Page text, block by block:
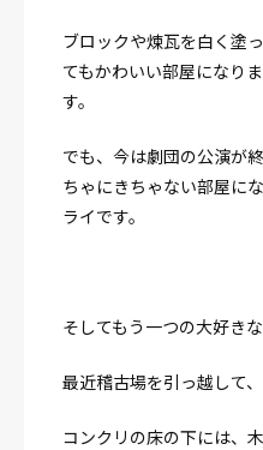
ブロックや煉瓦を白く塗
てもかわいい部屋になりま
す。
でも、今は劇団の公演が
ちゃにきちゃない部屋に
ライです。
そしてもう一つの大好き
最近稽古場を引っ越して
コンクリの床の下には、